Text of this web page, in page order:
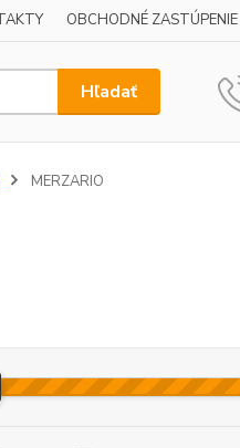
OBCHODNÉ ZASTÚPENIE
Hľadať
MERZARIO